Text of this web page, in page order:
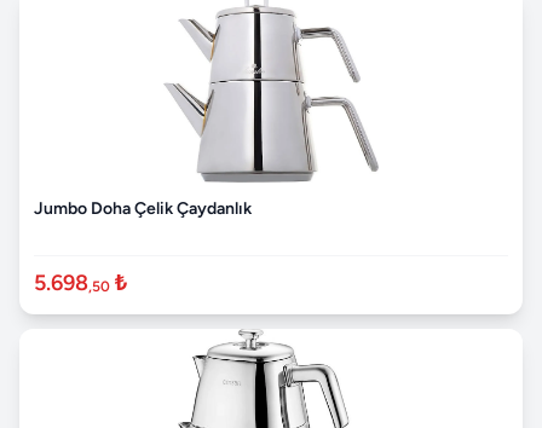
Jumbo Doha Çelik Çaydanlık
5.698,50 ₺